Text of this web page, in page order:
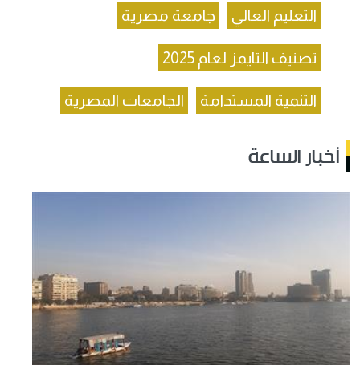
التعليم العالي جامعة مصرية
تصنيف التايمز لعام 2025
التنمية المستدامة الجامعات المصرية
أخبار الساعة